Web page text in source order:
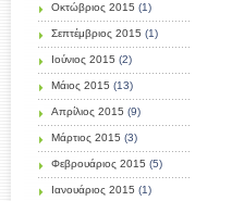
Οκτώβριος 2015 (1)
Σεπτέμβριος 2015 (1)
Ιούνιος 2015 (2)
Μάιος 2015 (13)
Απρίλιος 2015 (9)
Μάρτιος 2015 (3)
Φεβρουάριος 2015 (5)
Ιανουάριος 2015 (1)